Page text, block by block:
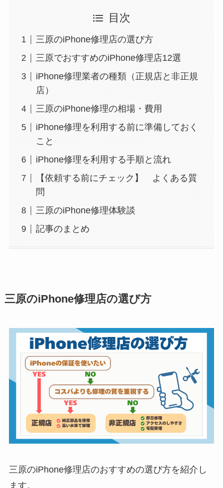
目次
三原のiPhone修理店の選び方
三原でおすすめのiPhone修理店12選
iPhone修理業者の種類（正規店と非正規
店）
三原のiPhone修理の相場・費用
iPhone修理を利用する前に準備しておく
こと
iPhone修理を利用する手順と流れ
【依頼する前にチェック】 よくある質
問
三原のiPhone修理体験談
記事のまとめ
三原のiPhone修理店の選び方
三原のiPhone修理店のおすすめの選び方を紹介し
ます。